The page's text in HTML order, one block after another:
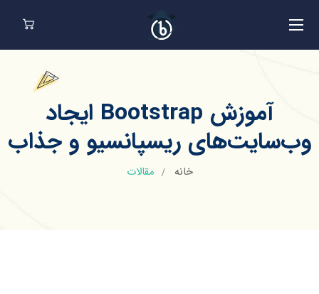
آموزش Bootstrap ایجاد
وب‌سایت‌های ریسپانسیو و جذاب
خانه مقالات